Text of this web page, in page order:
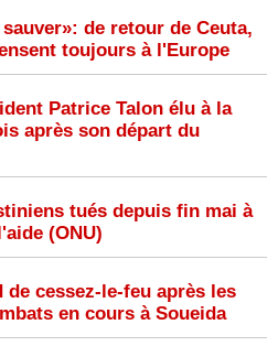
de retour de Ceuta,
toujours à l'Europe
Patrice Talon élu à la
après son départ du
tués depuis fin mai à
(ONU)
cessez-le-feu après les
en cours à Soueida